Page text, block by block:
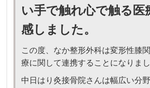
い手で触れ心で触る医
感しました。
この度、なか整形外科は変形性膝
療に関して連携することになりまし
中日はり灸接骨院さんは幅広い分